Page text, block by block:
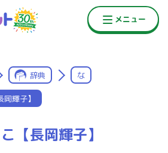
辞典 な
輝子】
【長岡輝子】